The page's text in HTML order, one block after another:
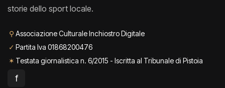
storie dello sport locale.
⚲ Associazione Culturale Inchiostro Digitale
✓ Partita Iva 01868200476
✶ Testata giornalistica n. 6/2015 - Iscritta al Tribunale di Pistoia
f